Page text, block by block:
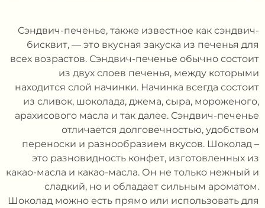
Сэндвич-печенье, также известное как сэндвич-
бисквит, — это вкусная закуска из печенья для
всех возрастов. Сэндвич-печенье обычно состоит
из двух слоев печенья, между которыми
находится слой начинки. Начинка всегда состоит
из сливок, шоколада, джема, сыра, мороженого,
арахисового масла и так далее. Сэндвич-печенье
отличается долговечностью, удобством
переноски и разнообразием вкусов. Шоколад –
это разновидность конфет, изготовленных из
какао-масла и какао-масла. Он не только нежный и
сладкий, но и обладает сильным ароматом.
Шоколад можно есть прямо или использовать для